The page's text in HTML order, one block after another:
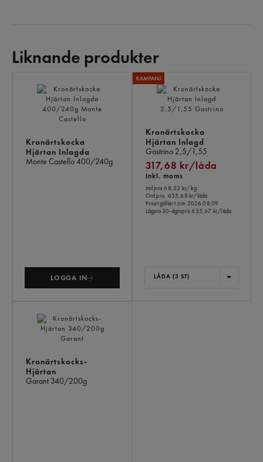
Liknande produkter
Kronärtskocka
Hjärtan Inlagda
Monte Castello400/240g
LOGGA IN
Kronärtskocka
Hjärtan Inlagd
Gastrino 2,5/1,55
317,68 kr/låda
Inkl. moms
Jmf.pris 68,32 kr/ kg
Ord.pris 635,68 kr/låda
Priset gäller t.o.m 2026.08.09
Lägsta 30-dgrspris 635,67 kr/låda
LÅDA (3 ST)
Kronärtskocks-
Hjärtan
Garant 340/200g